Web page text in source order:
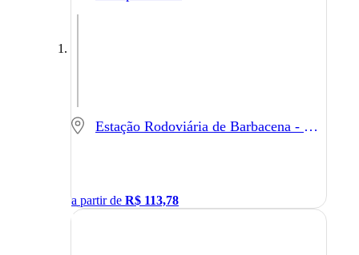
Estação Rodoviária de Barbacena - Barbacena - MG
a partir de R$ 113,78